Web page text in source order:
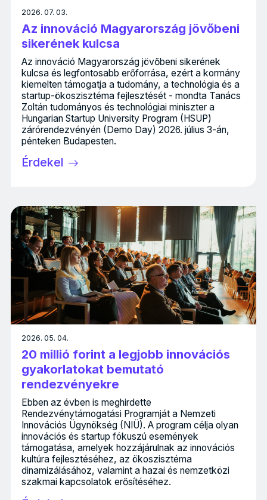
2026. 07. 03.
Az innováció Magyarország jövőbeni
sikerének kulcsa
Az innováció Magyarország jövőbeni sikerének
kulcsa és legfontosabb erőforrása, ezért a kormány
kiemelten támogatja a tudomány, a technológia és a
startup-ökoszisztéma fejlesztését - mondta Tanács
Zoltán tudományos és technológiai miniszter a
Hungarian Startup University Program (HSUP)
zárórendezvényén (Demo Day) 2026. július 3-án,
pénteken Budapesten.
Érdekel
2026. 05. 04.
20 millió forint a legjobb innovációs
gyakorlatokat bemutató
rendezvényekre
Ebben az évben is meghirdette
Rendezvénytámogatási Programját a Nemzeti
Innovációs Ügynökség (NIÜ). A program célja olyan
innovációs és startup fókuszú események
támogatása, amelyek hozzájárulnak az innovációs
kultúra fejlesztéséhez, az ökoszisztéma
dinamizálásához, valamint a hazai és nemzetközi
szakmai kapcsolatok erősítéséhez.